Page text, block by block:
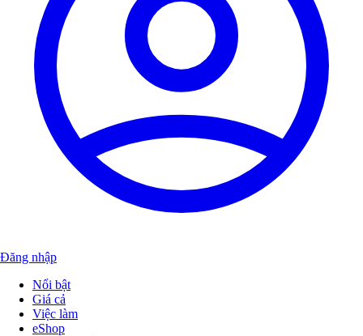
Đăng nhập
Nổi bật
Giá cả
Việc làm
eShop